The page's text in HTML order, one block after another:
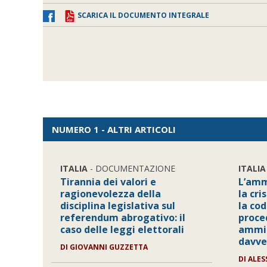
SCARICA IL DOCUMENTO INTEGRALE
NUMERO 1 - ALTRI ARTICOLI
ITALIA - DOCUMENTAZIONE
Tirannia dei valori e
ragionevolezza della
disciplina legislativa sul
referendum abrogativo: il
caso delle leggi elettorali
DI GIOVANNI GUZZETTA
ITALIA
la
la
DI